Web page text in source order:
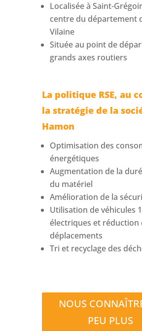
Localisée à Saint-
centre du département
Vilaine
Située au point de
grands axes routiers
La politique RSE, au
la stratégie de la
Hamon
Optimisation des
énergétiques
Augmentation de la
du matériel
Amélioration de la
Utilisation de véhicules
électriques et réduction
déplacements
Tri et recyclage des
NOUS
PEU PLUS